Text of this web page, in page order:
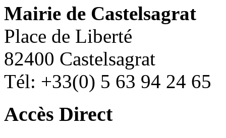
Mairie de Castelsagrat
Place de Liberté
82400 Castelsagrat
Tél: +33(0) 5 63 94 24 65
Accès Direct